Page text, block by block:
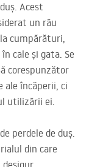
Acest
un rău
cumpărături,
cale și gata. Se
corespunzător
ale încăperii, ci
utilizării ei.
perdele de duș.
din care